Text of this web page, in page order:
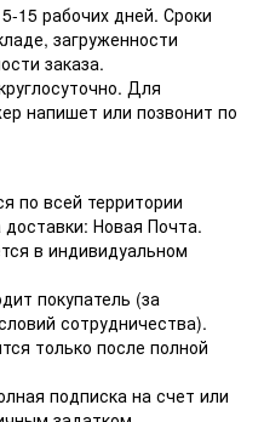
15 рабочих дней. Сроки
загруженности
заказа.
Для
напишет или позвонит по
по всей территории
Новая Почта.
в индивидуальном
покупатель (за
сотрудничества).
только после полной
подписка на счет или